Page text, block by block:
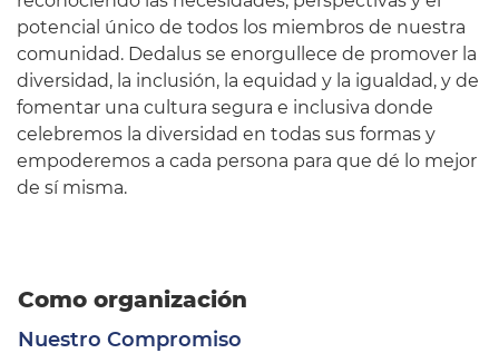
potencial único de todos los miembros de nuestra
comunidad. Dedalus se enorgullece de promover la
diversidad, la inclusión, la equidad y la igualdad, y de
fomentar una cultura segura e inclusiva donde
celebremos la diversidad en todas sus formas y
empoderemos a cada persona para que dé lo mejor
de sí misma.
Como organización
Nuestro Compromiso